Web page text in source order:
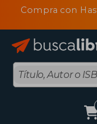
Compra con